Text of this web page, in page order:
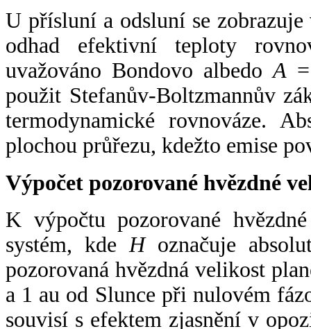
U přísluní a odsluní se
odhad efektivní teploty
uvažováno Bondovo albedoA
použit Stefanův-Boltzmannův
termodynamické rovnováze.
plochou průřezu, kdežto emise
Výpočet pozorované hvězdné
K výpočtu pozorované
systém, kde Hoznačuje
pozorovaná hvězdná velikost
a 1 au od Slunce při nulovém
souvisí s efektem zjasnění v